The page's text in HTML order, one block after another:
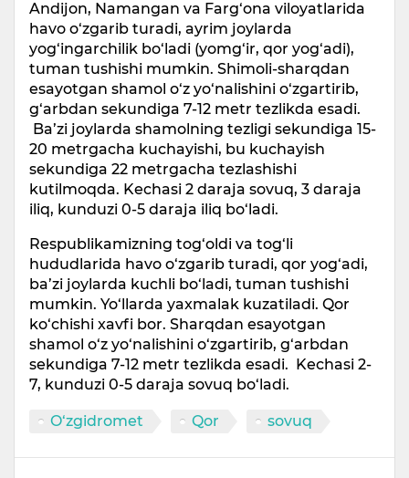
Andijon, Namangan va Farg‘ona viloyatlarida
havo o‘zgarib turadi, ayrim joylarda
yog‘ingarchilik bo‘ladi (yomg‘ir, qor yog‘adi),
tuman tushishi mumkin. Shimoli-sharqdan
esayotgan shamol o‘z yo‘nalishini o‘zgartirib,
g‘arbdan sekundiga 7-12 metr tezlikda esadi.
Ba’zi joylarda shamolning tezligi sekundiga 15-
20 metrgacha kuchayishi, bu kuchayish
sekundiga 22 metrgacha tezlashishi
kutilmoqda. Kechasi 2 daraja sovuq, 3 daraja
iliq, kunduzi 0-5 daraja iliq bo‘ladi.
Respublikamizning tog‘oldi va tog‘li
hududlarida havo o‘zgarib turadi, qor yog‘adi,
ba’zi joylarda kuchli bo‘ladi, tuman tushishi
mumkin. Yo‘llarda yaxmalak kuzatiladi. Qor
ko‘chishi xavfi bor. Sharqdan esayotgan
shamol o‘z yo‘nalishini o‘zgartirib, g‘arbdan
sekundiga 7-12 metr tezlikda esadi. Kechasi 2-
7, kunduzi 0-5 daraja sovuq bo‘ladi.
O‘zgidromet Qor sovuq